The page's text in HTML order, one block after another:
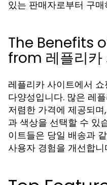
있는 판매자로부터 구
The Benefits
from 레플리카
레플리카 사이트에서
다양성입니다. 많은 레
저렴한 가격에 제공되
과 색상을 선택할 수 있
이트들은 당일 배송과
사용자 경험을 개선합니